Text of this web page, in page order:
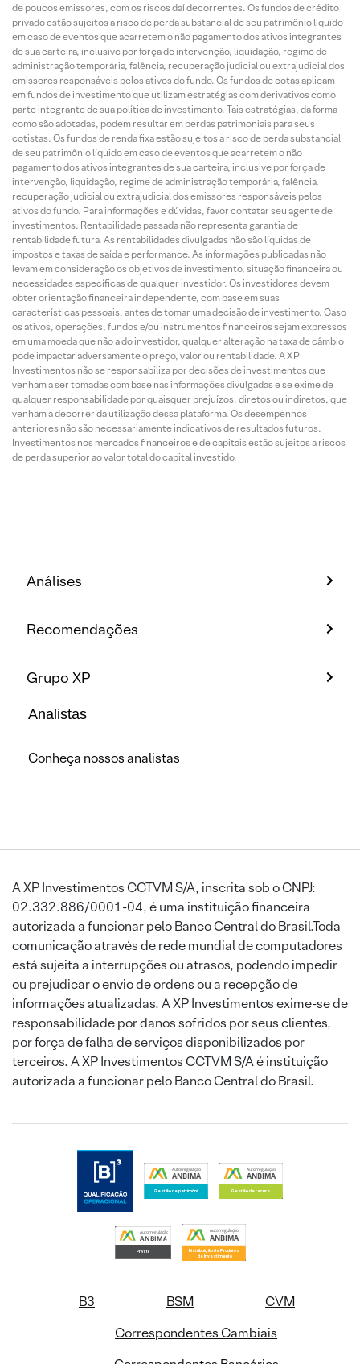
de poucos emissores, com os riscos daí decorrentes. Os fundos de crédito
privado estão sujeitos a risco de perda substancial de seu patrimônio líquido
em caso de eventos que acarretem o não pagamento dos ativos integrantes
de sua carteira, inclusive por força de intervenção, liquidação, regime de
administração temporária, falência, recuperação judicial ou extrajudicial dos
emissores responsáveis pelos ativos do fundo. Os fundos de cotas aplicam
em fundos de investimento que utilizam estratégias com derivativos como
parte integrante de sua política de investimento. Tais estratégias, da forma
como são adotadas, podem resultar em perdas patrimoniais para seus
cotistas. Os fundos de renda fixa estão sujeitos a risco de perda substancial
de seu patrimônio líquido em caso de eventos que acarretem o não
pagamento dos ativos integrantes de sua carteira, inclusive por força de
intervenção, liquidação, regime de administração temporária, falência,
recuperação judicial ou extrajudicial dos emissores responsáveis pelos
ativos do fundo. Para informações e dúvidas, favor contatar seu agente de
investimentos. Rentabilidade passada não representa garantia de
rentabilidade futura. As rentabilidades divulgadas não são líquidas de
impostos e taxas de saída e performance. As informações publicadas não
levam em consideração os objetivos de investimento, situação financeira ou
necessidades específicas de qualquer investidor. Os investidores devem
obter orientação financeira independente, com base em suas
características pessoais, antes de tomar uma decisão de investimento. Caso
os ativos, operações, fundos e/ou instrumentos financeiros sejam expressos
em uma moeda que não a do investidor, qualquer alteração na taxa de câmbio
pode impactar adversamente o preço, valor ou rentabilidade. A XP
Investimentos não se responsabiliza por decisões de investimentos que
venham a ser tomadas com base nas informações divulgadas e se exime de
qualquer responsabilidade por quaisquer prejuízos, diretos ou indiretos, que
venham a decorrer da utilização dessa plataforma. Os desempenhos
anteriores não são necessariamente indicativos de resultados futuros.
Investimentos nos mercados financeiros e de capitais estão sujeitos a riscos
de perda superior ao valor total do capital investido.
Análises
Recomendações
Grupo XP
Analistas
Conheça nossos analistas
A XP Investimentos CCTVM S/A, inscrita sob o CNPJ:
02.332.886/0001-04, é uma instituição financeira
autorizada a funcionar pelo Banco Central do Brasil.Toda
comunicação através de rede mundial de computadores
está sujeita a interrupções ou atrasos, podendo impedir
ou prejudicar o envio de ordens ou a recepção de
informações atualizadas. A XP Investimentos exime-se de
responsabilidade por danos sofridos por seus clientes,
por força de falha de serviços disponibilizados por
terceiros. A XP Investimentos CCTVM S/A é instituição
autorizada a funcionar pelo Banco Central do Brasil.
B3 BSM
CVM
Correspondentes Cambiais